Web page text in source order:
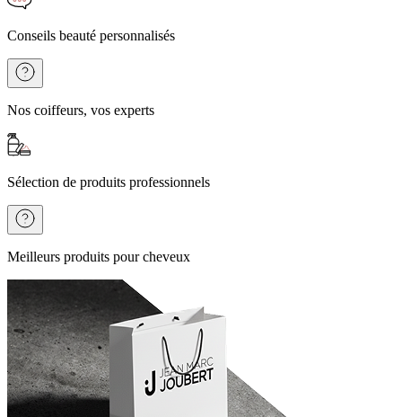
Conseils beauté personnalisés
Nos coiffeurs, vos experts
Sélection de produits professionnels
Meilleurs produits pour cheveux